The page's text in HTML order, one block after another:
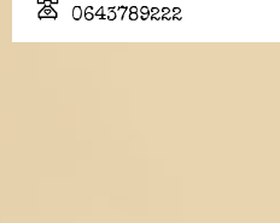
0643789222